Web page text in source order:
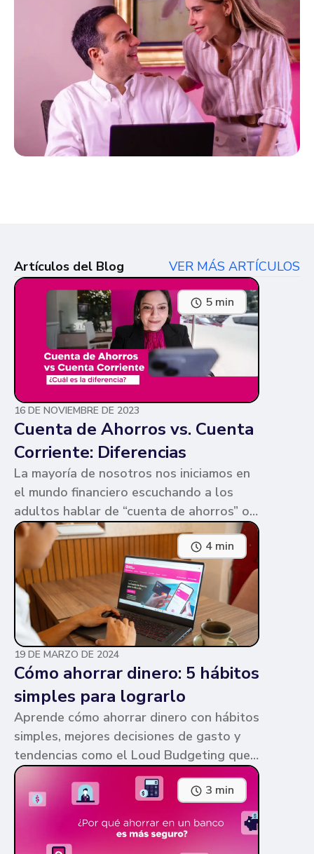
Artículos del Blog VER MÁS ARTÍCULOS
5 min
16 DE NOVIEMBRE DE 2023
Cuenta de Ahorros vs. Cuenta
Corriente: Diferencias
La mayoría de nosotros nos iniciamos en
el mundo financiero escuchando a los
adultos hablar de “cuenta de ahorros” o
“cuenta corriente”. Ambas cuentas
parecen similares y puede ser confuso,
pero te contamos en qué consiste cada
una y sus diferencias.
4 min
19 DE MARZO DE 2024
Cómo ahorrar dinero: 5 hábitos
simples para lograrlo
Aprende cómo ahorrar dinero con hábitos
simples, mejores decisiones de gasto y
tendencias como el Loud Budgeting que
pueden ayudarte a cumplir tus metas.
3 min